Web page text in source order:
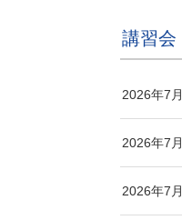
講習会
2026年7
2026年7
2026年7